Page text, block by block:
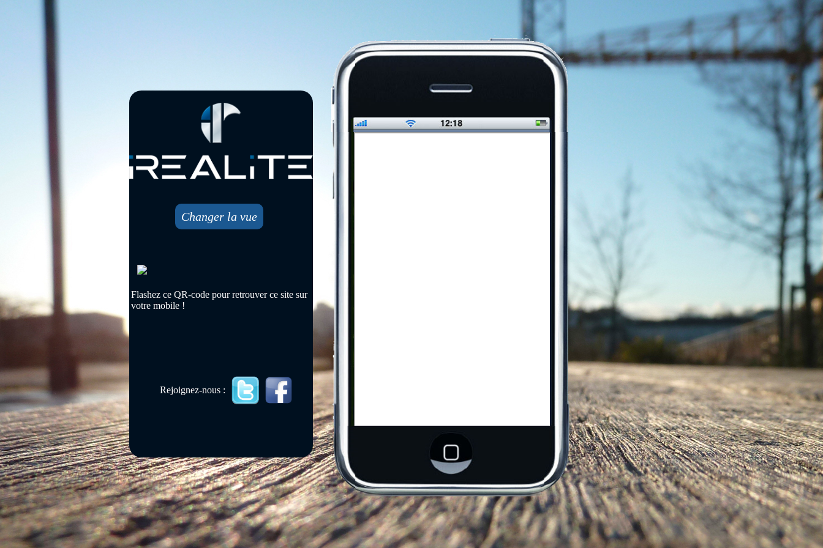
Changer la vue
Flashez ce QR-code pour retrouver ce site sur
votre mobile !
Rejoignez-nous :